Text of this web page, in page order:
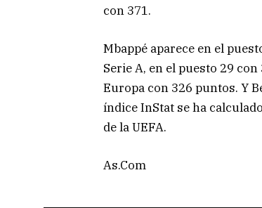
con 371.
Mbappé aparece en el
Serie A, en el puesto 29
Europa con 326 puntos. Y
índice InStat se ha
de la UEFA.
As.Com